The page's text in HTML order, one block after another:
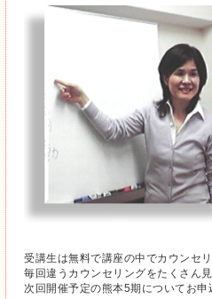
受講生は無料で講座の中でカウンセ
毎回違うカウンセリングをたくさん
次回開催予定の熊本5期についてお